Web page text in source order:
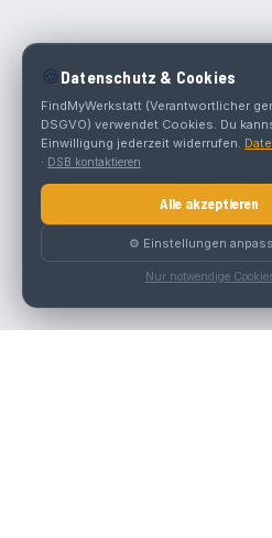
🍪 Datenschutz & Cookies
FindMyWerkstatt (Verantwortlicher
DSGVO) verwendet Cookies. Du
Einwilligung jederzeit widerrufen.
· DSB kontaktieren
Alle akzeptieren
⚙️ Einstellungen
Nur notwendige